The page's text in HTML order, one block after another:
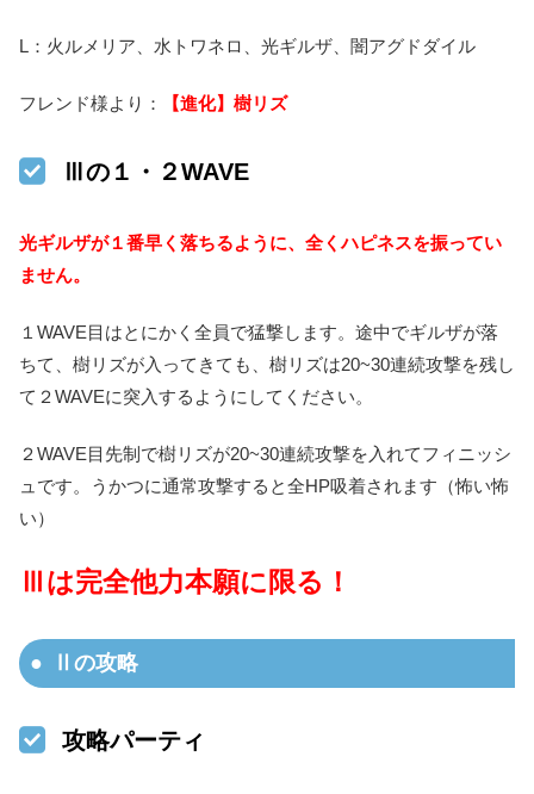
L：火ルメリア、水トワネロ、光ギルザ、闇アグドダイル
フレンド様より： 【進化】樹リズ
Ⅲの１・２WAVE
光ギルザが１番早く落ちるように、全くハピネスを振ってい
ません。
１WAVE目はとにかく全員で猛撃します。途中でギルザが落
ちて、樹リズが入ってきても、樹リズは20~30連続攻撃を残し
て２WAVEに突入するようにしてください。
２WAVE目先制で樹リズが20~30連続攻撃を入れてフィニッシ
ュです。うかつに通常攻撃すると全HP吸着されます（怖い怖
い）
Ⅲは完全他力本願に限る！
Ⅱの攻略
攻略パーティ